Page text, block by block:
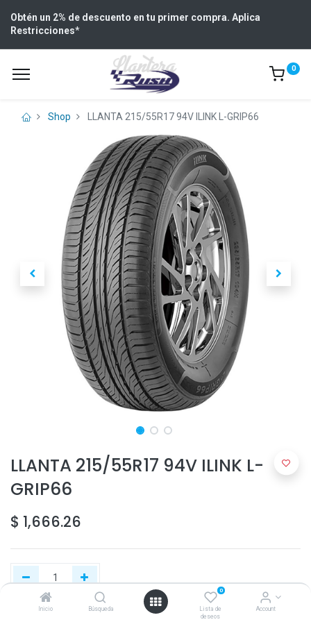
Inicio Búsqueda
0
Lista de
deseos
Account
Obtén un 2% de descuento en tu primer compra. Aplica
Restricciones*
0
Shop LLANTA 215/55R17 94V ILINK L-GRIP66
LLANTA 215/55R17 94V ILINK L-
GRIP66
$ 1,666.26